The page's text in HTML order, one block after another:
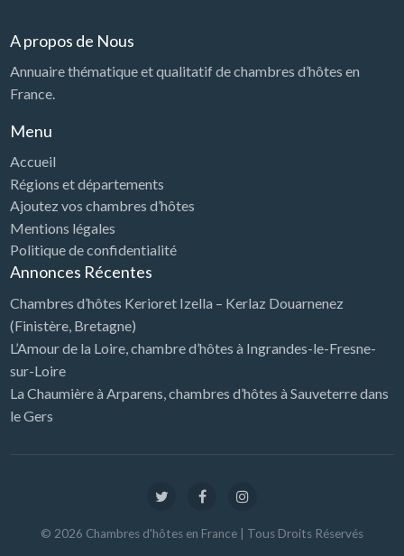
A propos de Nous
Annuaire thématique et qualitatif de chambres d’hôtes en
France.
Menu
Accueil
Régions et départements
Ajoutez vos chambres d’hôtes
Mentions légales
Politique de confidentialité
Annonces Récentes
Chambres d’hôtes Kerioret Izella – Kerlaz Douarnenez
(Finistère, Bretagne)
L’Amour de la Loire, chambre d’hôtes à Ingrandes-le-Fresne-
sur-Loire
La Chaumière à Arparens, chambres d’hôtes à Sauveterre dans
le Gers
© 2026 Chambres d'hôtes en France | Tous Droits Réservés